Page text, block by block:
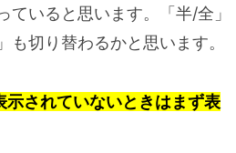
いると思います。「半/全」
切り替わるかと思います。
示されていないときはまず表